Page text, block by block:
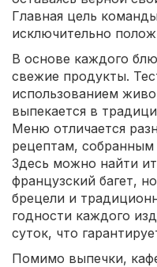
Главная цель
исключительно
В основе каждого
свежие продукты.
использованием
выпекается в
Меню отличается
рецептам, собранным
Здесь можно найти
французский багет,
брецели и
годности каждого
суток, что
Помимо выпечки,